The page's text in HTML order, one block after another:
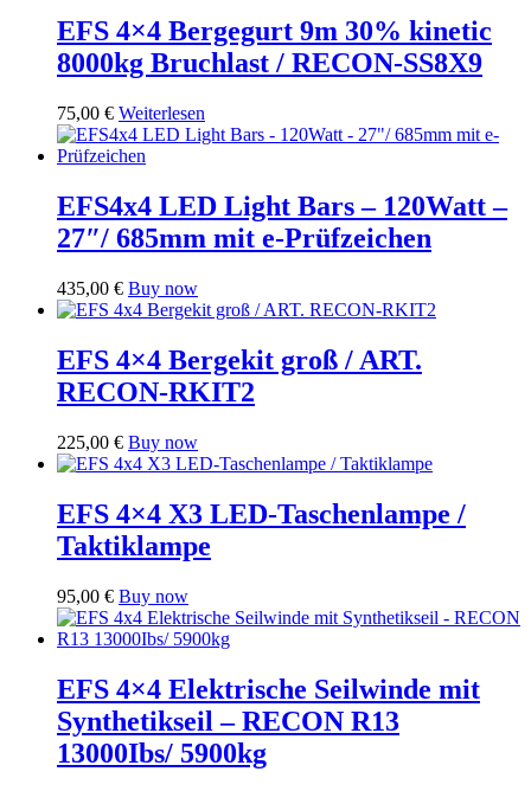
EFS 4×4 Bergegurt 9m 30% kinetic
8000kg Bruchlast / RECON-SS8X9
75,00 € Weiterlesen
EFS4x4 LED Light Bars – 120Watt –
27″/ 685mm mit e-Prüfzeichen
435,00 € Buy now
EFS 4×4 Bergekit groß / ART.
RECON-RKIT2
225,00 € Buy now
EFS 4×4 X3 LED-Taschenlampe /
Taktiklampe
95,00 € Buy now
EFS 4×4 Elektrische Seilwinde mit
Synthetikseil – RECON R13
13000Ibs/ 5900kg